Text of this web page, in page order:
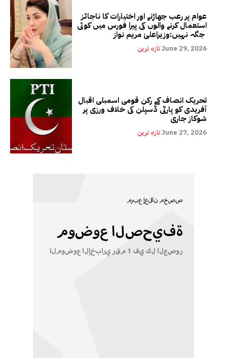
عوام پر رعب جھاڑنے اور اختیارات کا ناجائز
استعمال کرنے والوں کی پیرا فورس میں کوئی
تازہ ترینJune 29, 2026
تحریک انصاف کے رکن قومی اسمبلی اقبال
آفریدی کو پارٹی ڈسپلن کی خلاف ورزی پر
شوکاز جاری
تازہ ترینJune 27, 2026